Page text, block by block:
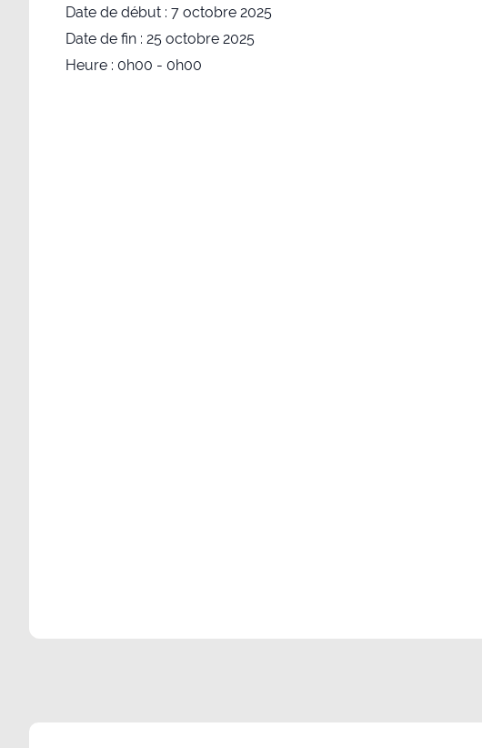
Date de début : 7 octobre 2025
Date de fin : 25 octobre 2025
Heure : 0h00 - 0h00